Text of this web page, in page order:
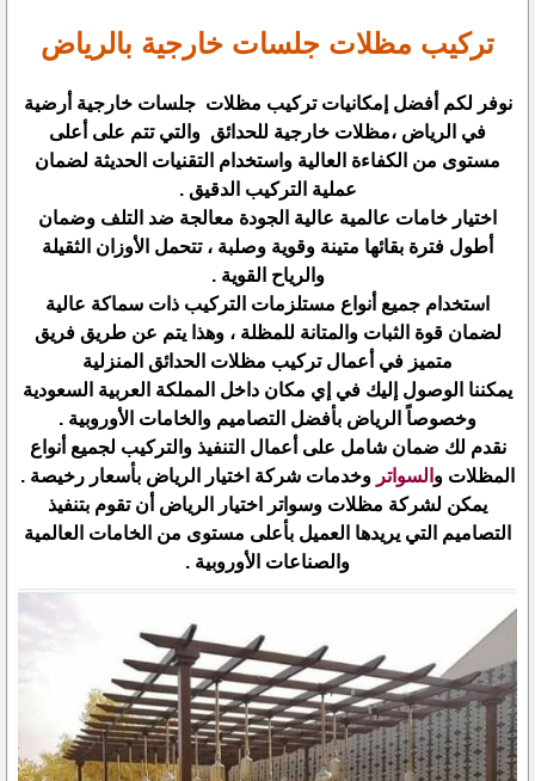
تركيب مظلات جلسات خارجية بالرياض
نوفر لكم أفضل إمكانيات تركيب مظلات جلسات خارجية أرضية
في الرياض ،مظلات خارجية للحدائق والتي تتم على أعلى
مستوى من الكفاءة العالية واستخدام التقنيات الحديثة لضمان
عملية التركيب الدقيق .
اختيار خامات عالمية عالية الجودة معالجة ضد التلف وضمان
أطول فترة بقائها متينة وقوية وصلبة ، تتحمل الأوزان الثقيلة
والرياح القوية .
استخدام جميع أنواع مستلزمات التركيب ذات سماكة عالية
لضمان قوة الثبات والمتانة للمظلة ، وهذا يتم عن طريق فريق
متميز في أعمال تركيب مظلات الحدائق المنزلية
يمكننا الوصول إليك في إي مكان داخل المملكة العربية السعودية
وخصوصاً الرياض بأفضل التصاميم والخامات الأوروبية .
نقدم لك ضمان شامل على أعمال التنفيذ والتركيب لجميع أنواع
المظلات و السواتر وخدمات شركة اختيار الرياض بأسعار رخيصة .
يمكن لشركة مظلات وسواتر اختيار الرياض أن تقوم بتنفيذ
التصاميم التي يريدها العميل بأعلى مستوى من الخامات العالمية
والصناعات الأوروبية .